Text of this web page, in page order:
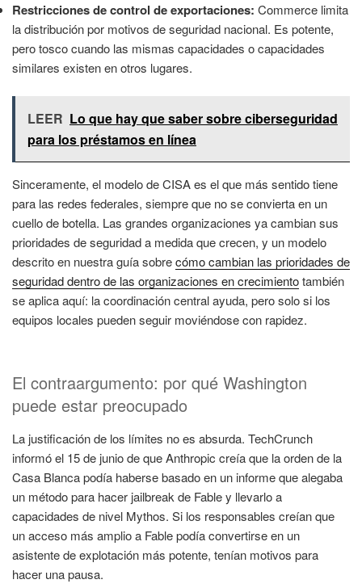
Restricciones de control de exportaciones: Commerce limita
la distribución por motivos de seguridad nacional. Es potente,
pero tosco cuando las mismas capacidades o capacidades
similares existen en otros lugares.
LEER Lo que hay que saber sobre ciberseguridad
para los préstamos en línea
Sinceramente, el modelo de CISA es el que más sentido tiene
para las redes federales, siempre que no se convierta en un
cuello de botella. Las grandes organizaciones ya cambian sus
prioridades de seguridad a medida que crecen, y un modelo
descrito en nuestra guía sobrecómo cambian las prioridades de
seguridad dentro de las organizaciones en crecimientotambién
se aplica aquí: la coordinación central ayuda, pero solo si los
equipos locales pueden seguir moviéndose con rapidez.
El contraargumento: por qué Washington
puede estar preocupado
La justificación de los límites no es absurda. TechCrunch
informó el 15 de junio de que Anthropic creía que la orden de la
Casa Blanca podía haberse basado en un informe que alegaba
un método para hacer jailbreak de Fable y llevarlo a
capacidades de nivel Mythos. Si los responsables creían que
un acceso más amplio a Fable podía convertirse en un
asistente de explotación más potente, tenían motivos para
hacer una pausa.